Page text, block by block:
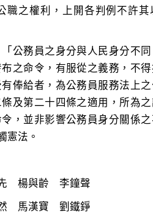
職之權利，上開各判例不許其
務員之身分與人民身分不同
之命令，有服從之義務，不
俸給者，為公務員服務法上
及第二十四條之適用，所為
，並非影響公務員身分關係之